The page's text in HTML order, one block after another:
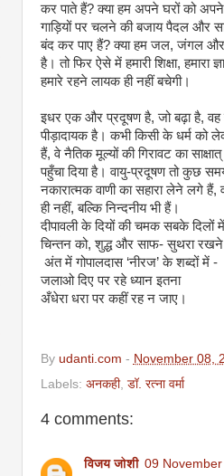
कर पाते हैं? क्या हम अपने घरों को
गाड़ियों पर चलने की बजाय पैदल और
बंद कर पाए हैं? क्या हम जल, जंगल और
है। तो फिर ऐसे में हमारी शिक्षा, हमारा
हमारे रहने लायक ही नहीं बचेगी।
इधर एक और प्रदूषण है, जो बढ़ा है, वह
पीड़ादायक है। कभी किसी के धर्म को
हैं, वे नैतिक मूल्यों की गिरावट का
पहुँचा दिया है। वायु-प्रदूषण तो कुछ
नकारात्मक वाणी का सहारा लेने लगे
ही नहीं, बल्कि निन्दनीय भी हैं।
दीपावली के दियों की चमक सबके दिलों
चिन्तन को, शुद्ध और साफ- सुथरा
अंत में गोपालदास ‘नीरज’ के शब्दों में -
जलाओ दिए पर रहे ध्यान इतना
अँधेरा धरा पर कहीं रह न जाए।
By udanti.com - November 08,
Labels: अनकही, डॉ. रत्ना वर्मा
4 comments:
विजय जोशी 09 November